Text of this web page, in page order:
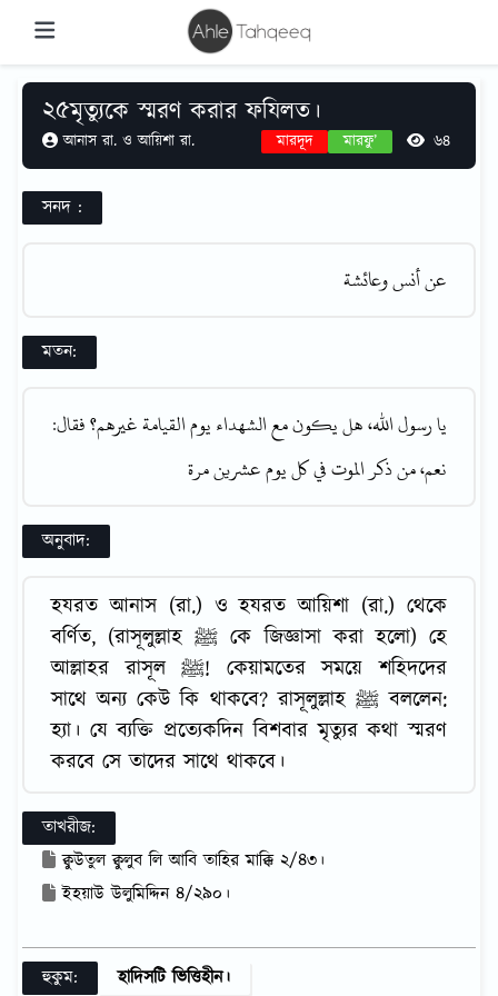
25মৃত্যুকে স্মরণ করার ফযিলত।
আনাস রা. ও আয়িশা রা. মারদূদ মারফু’ 64
সনদ :
عن أنس وعائشة
মতন:
يا رسول الله، هل يكون مع الشهداء يوم القيامة غيرهم؟ فقال:
نعم، من ذكر الموت في كل يوم عشرين مرة
অনুবাদ:
হযরত আনাস (রা.) ও হযরত আয়িশা (রা.) থেকে
বর্ণিত, (রাসূলুল্লাহ ﷺ কে জিজ্ঞাসা করা হলো) হে
আল্লাহর রাসূল ﷺ! কেয়ামতের সময়ে শহিদদের
সাথে অন্য কেউ কি থাকবে? রাসূলুল্লাহ ﷺ বললেন:
হ্যা। যে ব্যক্তি প্রত্যেকদিন বিশবার মৃত্যুর কথা স্মরণ
করবে সে তাদের সাথে থাকবে।
তাখরীজ:
ক্বুউতুল ক্বুলুব লি আবি তাহির মাক্কি ২/৪৩।
ইহয়াউ উলুমিদ্দিন ৪/২৯০।
হুকুম: হাদিসটি ভিত্তিহীন।